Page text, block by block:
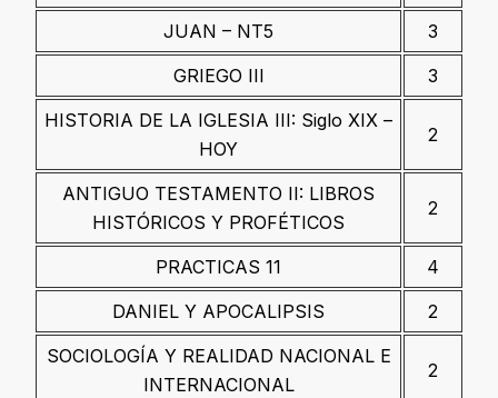
JUAN – NT5
3
GRIEGO III
3
HISTORIA DE LA IGLESIA III: Siglo XIX –
HOY
2
ANTIGUO TESTAMENTO II: LIBROS
HISTÓRICOS Y PROFÉTICOS
2
PRACTICAS 11
4
DANIEL Y APOCALIPSIS
2
SOCIOLOGÍA Y REALIDAD NACIONAL E
INTERNACIONAL
2